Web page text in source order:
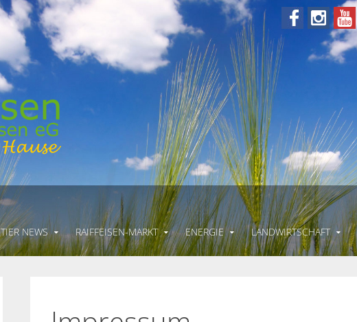
TIER NEWS RAIFFEISEN-MARKT ENERGIE LANDWIRTSCHAFT